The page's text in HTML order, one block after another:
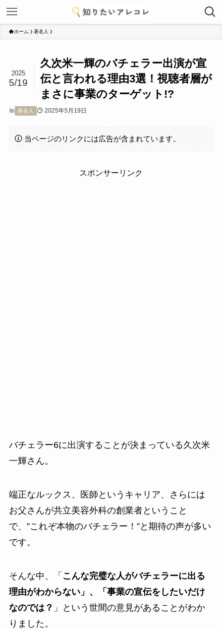
ホーム 著名人
久次米一輝のバチェラー出演が宣
伝と言われる理由3選！視聴者層が
まさに事業のターゲット!?
2025
5/19
著名人 2025年5月19日
当ページのリンクには広告が含まれています。
スポンサーリンク
バチェラー6に出演することが決まっている久次米
一輝さん。
端正なルックス、医師というキャリア、さらには
お父さんが共立美容外科の創業者ということ
で、”これぞ本物のバチェラー！”と期待の声が多い
です。
そんな中、「 こんな完璧な人がバチェラーに出る
理由がわからない」、「事業の宣伝をしたいだけ
なのでは？ 」という世間の意見があることがわか
りました。